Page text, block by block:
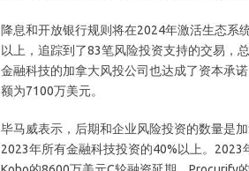
降息和开放银行规则将在2024年激活生态系
以上，追踪到了83笔风险投资支持的交易，
金融科技的加拿大风投公司也达成了资本承
额为7100万美元。
毕马威表示，后期和企业风险投资的数量是
2023年所有金融科技投资的40%以上。2023